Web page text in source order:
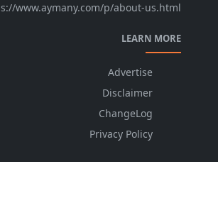
www.aymany.com/p/about-us.html
LEARN MORE
Advertise
Disclaimer
ChangeLog
Privacy Policy